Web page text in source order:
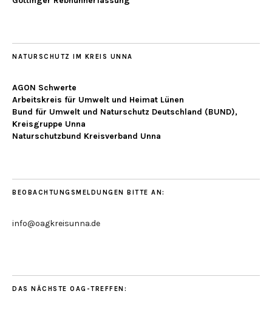
NATURSCHUTZ IM KREIS UNNA
AGON Schwerte
Arbeitskreis für Umwelt und Heimat Lünen
Bund für Umwelt und Naturschutz Deutschland (BUND),
Kreisgruppe Unna
Naturschutzbund Kreisverband Unna
BEOBACHTUNGSMELDUNGEN BITTE AN:
info@oagkreisunna.de
DAS NÄCHSTE OAG-TREFFEN: